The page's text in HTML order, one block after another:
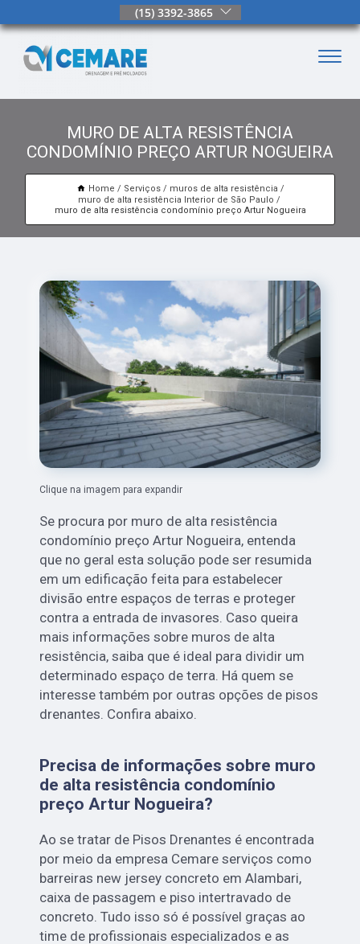
(15) 3392-3865
MURO DE ALTA RESISTÊNCIA
CONDOMÍNIO PREÇO ARTUR NOGUEIRA
Home Serviços
muros de alta resistência
muro de alta resistência Interior de São Paulo
muro de alta resistência condomínio preço Artur Nogueira
Clique na imagem para expandir
Se procura por muro de alta resistência
condomínio preço Artur Nogueira, entenda
que no geral esta solução pode ser resumida
em um edificação feita para estabelecer
divisão entre espaços de terras e proteger
contra a entrada de invasores. Caso queira
mais informações sobre muros de alta
resistência, saiba que é ideal para dividir um
determinado espaço de terra. Há quem se
interesse também por outras opções de pisos
drenantes. Confira abaixo.
Precisa de informações sobre muro
de alta resistência condomínio
preço Artur Nogueira?
Ao se tratar de Pisos Drenantes é encontrada
por meio da empresa Cemare serviços como
barreiras new jersey concreto em Alambari,
caixa de passagem e piso intertravado de
concreto. Tudo isso só é possível graças ao
time de profissionais especializados e as